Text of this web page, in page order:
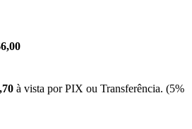
à vista por PIX ou Transferência. (5%